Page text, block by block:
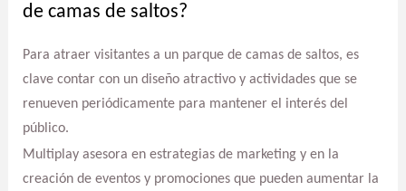
de camas de saltos?
Para atraer visitantes a un parque de camas de saltos, es
clave contar con un diseño atractivo y actividades que se
renueven periódicamente para mantener el interés del
público.
Multiplay asesora en estrategias de marketing y en la
creación de eventos y promociones que pueden aumentar la